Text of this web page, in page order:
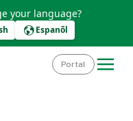
your language?
Espanõl
Portal